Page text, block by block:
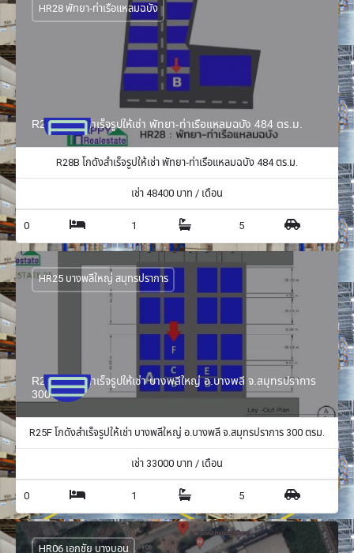
R28B โกดังสำเร็จรูปให้เช่า พัทยา-ท่าเรือแหลมฉบัง 484 ตร.ม.
HR28 พัทยา-ท่าเรือแหลมฉบัง
R28B โกดังสำเร็จรูปให้เช่า พัทยา-ท่าเรือแหลมฉบัง 484 ตร.ม.
เช่า48400 บาท / เดือน
0 1 5
R25F โกดังสำเร็จรูปให้เช่า บางพลีใหญ่ อ.บางพลี จ.สมุทรปราการ
300 ตรม.
HR25 บางพลีใหญ่ สมุทรปราการ
R25F โกดังสำเร็จรูปให้เช่า บางพลีใหญ่ อ.บางพลี จ.สมุทรปราการ 300 ตรม.
เช่า 33000 บาท / เดือน
0 1 5
HR06 เอกชัย บางบอน